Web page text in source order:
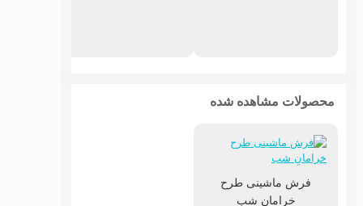
محصولات مشاهده شده
فرش ماشینی طرح
خرامانِ شب